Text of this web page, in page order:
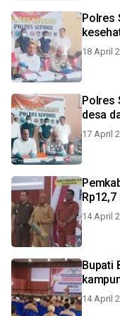
Polres
18 April
Polres
desa
17 April
14 April
Bupati
14 April